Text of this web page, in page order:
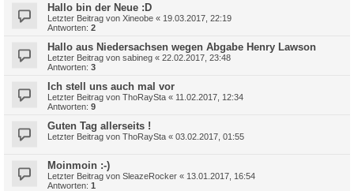
Hallo bin der Neue :D
Letzter Beitrag von Xineobe « 19.03.2017, 22:19
Antworten: 2
Hallo aus Niedersachsen wegen Abgabe Henry Lawson
Letzter Beitrag von sabineg « 22.02.2017, 23:48
Antworten: 3
Ich stell uns auch mal vor
Letzter Beitrag von ThoRaySta « 11.02.2017, 12:34
Antworten: 9
Guten Tag allerseits !
Letzter Beitrag von ThoRaySta « 03.02.2017, 01:55
Moinmoin :-)
Letzter Beitrag von SleazeRocker « 13.01.2017, 16:54
Antworten: 1